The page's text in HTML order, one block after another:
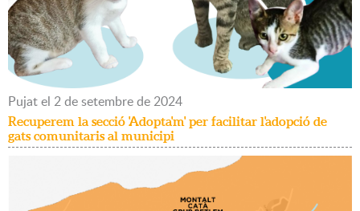
Pujatel 2desetembrede 2024
Recuperem la secció 'Adopta'm' per facilitar l'adopció de
gats comunitaris al municipi